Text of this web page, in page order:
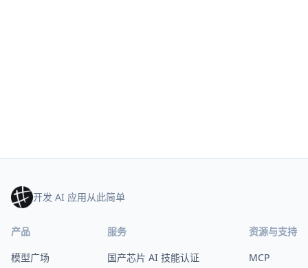
开发 AI 应用从此简单
产品
模型广场
服务
国产芯片 AI 技能认证
资源与支持
MCP